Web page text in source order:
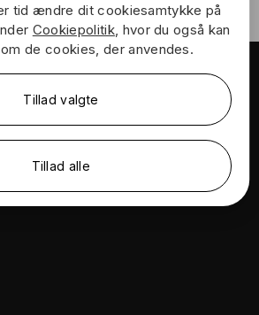
tid ændre dit cookiesamtykke på
Cookiepolitik , hvor du også kan
de cookies, der anvendes.
Tillad valgte
Tillad alle
S